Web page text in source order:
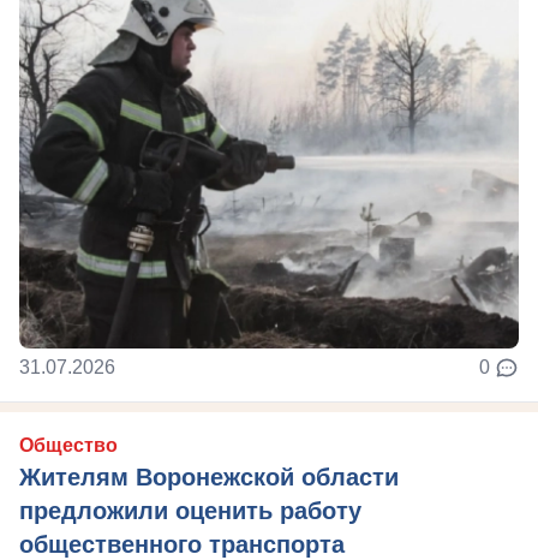
31.07.2026 0
Общество
Жителям Воронежской области
предложили оценить работу
общественного транспорта